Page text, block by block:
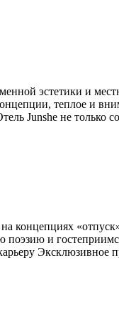
эстетики и
теплое и
Junshe не
концепциях
поэзию и
Эксклюзивное